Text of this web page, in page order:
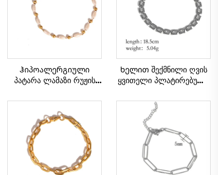
Ჰიპოალერგიული
პატარა ლამაზი რუჟის
ბარბადის ჯაჭვზე,
ქალიშვილისთვის
Ხელით შექმნილი ღვის
ყვითელი პლატირებული
ფოლადის საათის ჯაჭვის
ბრელო